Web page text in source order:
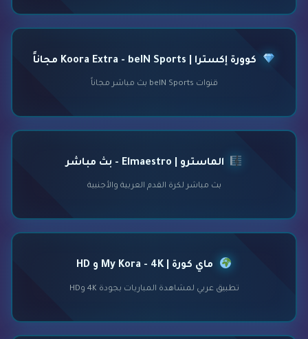
كوورة إكسترا | Koora Extra - beIN Sports مجاناً
قنوات beIN Sports بث مباشر مجاناً
الماسترو | Elmaestro - بث مباشر
بث مباشر لكرة القدم العربية والأجنبية
ماي كورة | My Kora - 4K و HD
تطبيق عربي لمشاهدة المباريات بجودة 4K وHD